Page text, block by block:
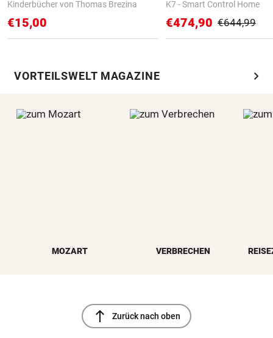
Kinderbücher von Thomas Brezina
€15,00
K7 - Smart Control Home
€474,90 €644,99
VORTEILSWELT MAGAZINE chevron_right
MOZART VERBRECHEN
north Zurück nach oben